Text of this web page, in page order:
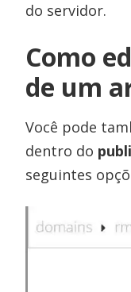
do servidor.
Como
de um
Você pode
dentro do
seguintes